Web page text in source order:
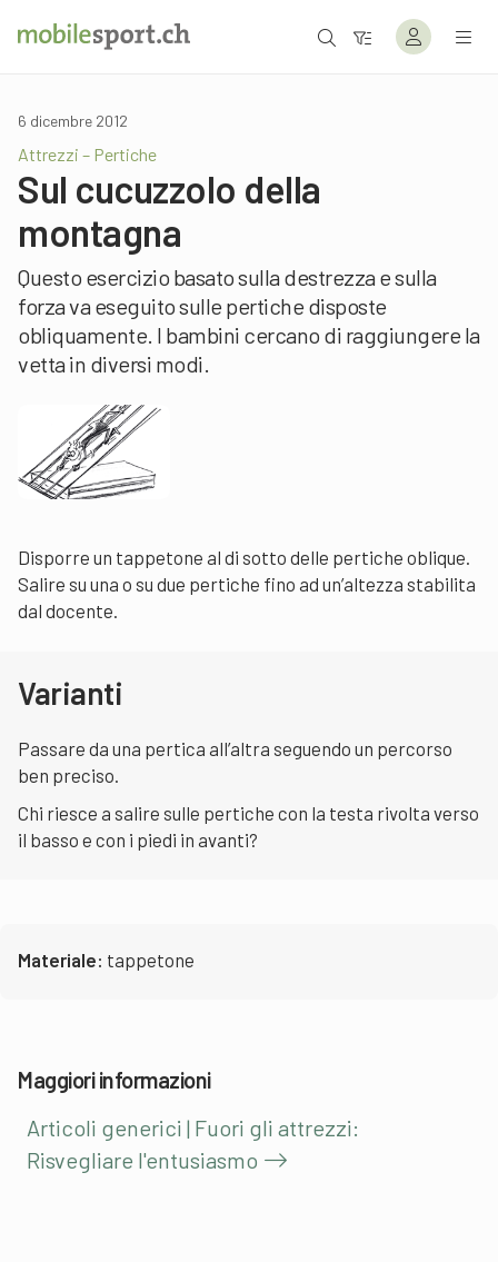
6 dicembre 2012
Attrezzi – Pertiche
Sul cucuzzolo della
montagna
Questo esercizio basato sulla destrezza e sulla
forza va eseguito sulle pertiche disposte
obliquamente. I bambini cercano di raggiungere la
vetta in diversi modi.
Disporre un tappetone al di sotto delle pertiche oblique.
Salire su una o su due pertiche fino ad un’altezza stabilita
dal docente.
Varianti
Passare da una pertica all’altra seguendo un percorso
ben preciso.
Chi riesce a salire sulle pertiche con la testa rivolta verso
il basso e con i piedi in avanti?
Materiale: tappetone
Maggiori informazioni
Articoli generici | Fuori gli attrezzi:
Risvegliare l'entusiasmo